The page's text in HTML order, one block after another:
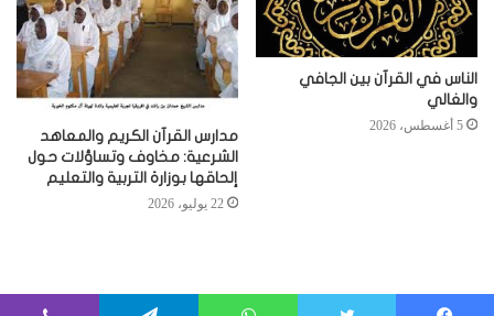
الناس في القرآن بين الجافي
والغالي
5 أغسطس، 2026
مدارس القرآن الكريم والمعاهد
الشرعية: مخاوف وتساؤلات حول
إلحاقها بوزارة التربية والتعليم
22 يوليو، 2026